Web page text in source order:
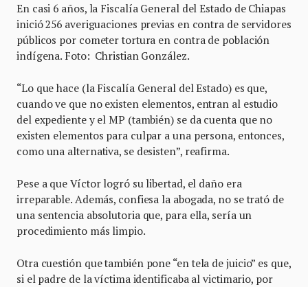
En casi 6 años, la Fiscalía General del Estado de Chiapas
inició 256 averiguaciones previas en contra de servidores
públicos por cometer tortura en contra de población
indígena. Foto: Christian González.
“Lo que hace (la Fiscalía General del Estado) es que,
cuando ve que no existen elementos, entran al estudio
del expediente y el MP (también) se da cuenta que no
existen elementos para culpar a una persona, entonces,
como una alternativa, se desisten”, reafirma.
Pese a que Víctor logró su libertad, el daño era
irreparable. Además, confiesa la abogada, no se trató de
una sentencia absolutoria que, para ella, sería un
procedimiento más limpio.
Otra cuestión que también pone “en tela de juicio” es que,
si el padre de la víctima identificaba al victimario, por